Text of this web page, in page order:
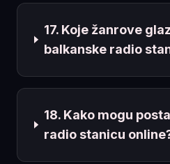
17. Koje žanrove
balkanske radio
18. Kako mogu
radio stanicu